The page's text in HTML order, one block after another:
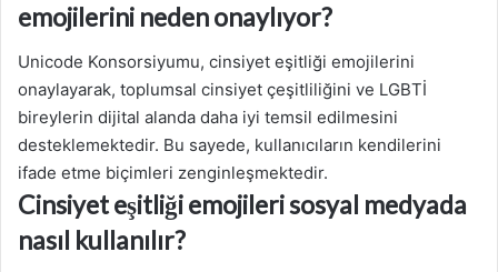
emojilerini neden onaylıyor?
Unicode Konsorsiyumu, cinsiyet eşitliği emojilerini
onaylayarak, toplumsal cinsiyet çeşitliliğini ve LGBTİ
bireylerin dijital alanda daha iyi temsil edilmesini
desteklemektedir. Bu sayede, kullanıcıların kendilerini
ifade etme biçimleri zenginleşmektedir.
Cinsiyet eşitliği emojileri sosyal medyada
nasıl kullanılır?